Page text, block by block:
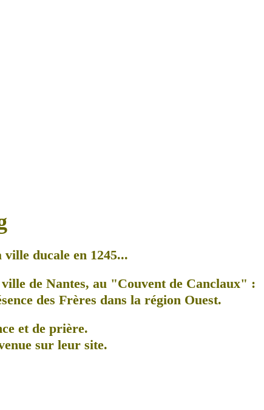
ducale en 1245...
de Nantes, au "Couvent de Canclaux" :
des Frères dans la région Ouest.
et de prière.
sur leur site.